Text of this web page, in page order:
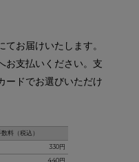
お届けいたします。
お支払いください。支
ードでお選びいただけ
数料（税込）
330円
440円